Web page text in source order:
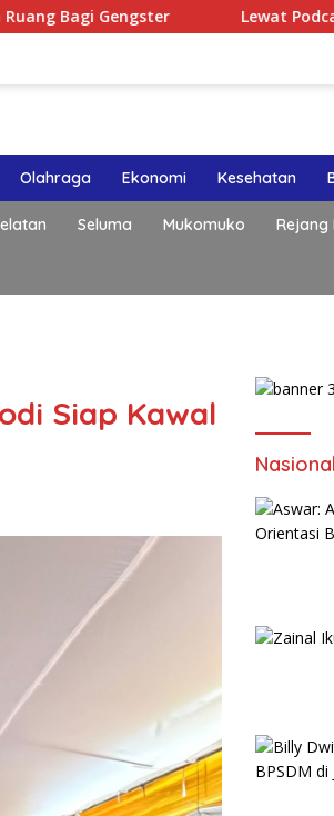
Lewat Podcast Tribun
Olahraga Ekonomi Kesehatan
Seluma Mukomuko Rejang
Siap Kawal
Nasional